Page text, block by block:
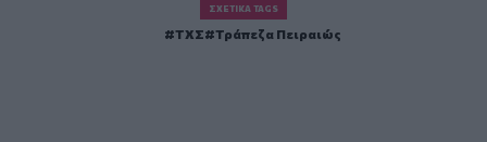
ΣΧΕΤΙΚΆ TAGS
ΤΧΣ Τράπεζα Πειραιώς